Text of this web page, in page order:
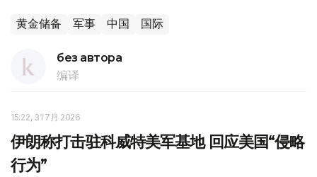
黄金储备 军事 中国 国际
без автора
编译
15:22, 31 7月 2026
伊朗称打击驻科威特美军基地 回应美国“侵略
行为”